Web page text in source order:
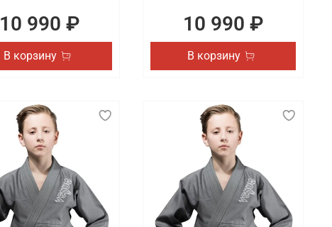
10 990 ₽
В корзину
10 990 ₽
В корзину